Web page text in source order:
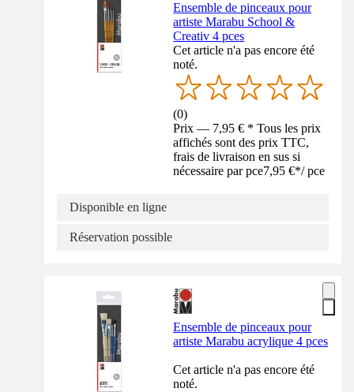
Ensemble de pinceaux pour
artiste Marabu School &
Creativ 4 pces
Cet article n'a pas encore été
noté.
(0)
Prix — 7,95 € * Tous les prix
affichés sont des prix TTC,
frais de livraison en sus si
nécessaire par pce7,95 €*/ pce
Disponible en ligne
Réservation possible
Ensemble de pinceaux pour
artiste Marabu acrylique 4 pces
Cet article n'a pas encore été
noté.